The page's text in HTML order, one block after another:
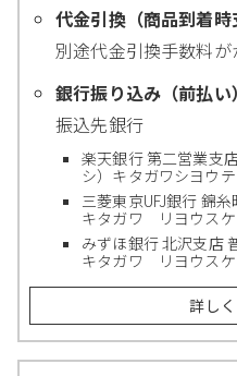
代金引換（商品到着時
別途代金引換手数料が
銀行振り込み（前払い）
振込先銀行
楽天銀行 第二営業支
シ）キタガワシヨウ
三菱東京UFJ銀行 錦
キタガワ リヨウスケ
みずほ銀行 北沢支店
キタガワ リヨウスケ
詳し